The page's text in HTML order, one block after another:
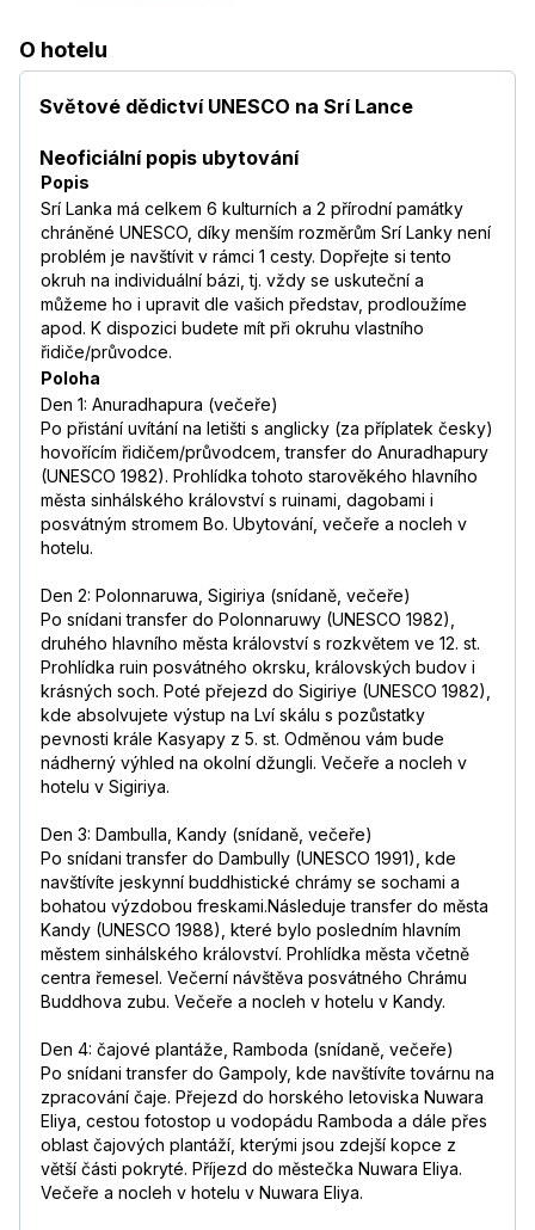
O hotelu
Světové dědictví UNESCO na Srí Lance
Neoficiální popis ubytování
Popis
Srí Lanka má celkem 6 kulturních a 2 přírodní památky
chráněné UNESCO, díky menším rozměrům Srí Lanky není
problém je navštívit v rámci 1 cesty. Dopřejte si tento
okruh na individuální bázi, tj. vždy se uskuteční a
můžeme ho i upravit dle vašich představ, prodloužíme
apod. K dispozici budete mít při okruhu vlastního
řidiče/průvodce.
Poloha
Den 1: Anuradhapura (večeře)
Po přistání uvítání na letišti s anglicky (za příplatek česky)
hovořícím řidičem/průvodcem, transfer do Anuradhapury
(UNESCO 1982). Prohlídka tohoto starověkého hlavního
města sinhálského království s ruinami, dagobami i
posvátným stromem Bo. Ubytování, večeře a nocleh v
hotelu.
Den 2: Polonnaruwa, Sigiriya (snídaně, večeře)
Po snídani transfer do Polonnaruwy (UNESCO 1982),
druhého hlavního města království s rozkvětem ve 12. st.
Prohlídka ruin posvátného okrsku, královských budov i
krásných soch. Poté přejezd do Sigiriye (UNESCO 1982),
kde absolvujete výstup na Lví skálu s pozůstatky
pevnosti krále Kasyapy z 5. st. Odměnou vám bude
nádherný výhled na okolní džungli. Večeře a nocleh v
hotelu v Sigiriya.
Den 3: Dambulla, Kandy (snídaně, večeře)
Po snídani transfer do Dambully (UNESCO 1991), kde
navštívíte jeskynní buddhistické chrámy se sochami a
bohatou výzdobou freskami.Následuje transfer do města
Kandy (UNESCO 1988), které bylo posledním hlavním
městem sinhálského království. Prohlídka města včetně
centra řemesel. Večerní návštěva posvátného Chrámu
Buddhova zubu. Večeře a nocleh v hotelu v Kandy.
Den 4: čajové plantáže, Ramboda (snídaně, večeře)
Po snídani transfer do Gampoly, kde navštívíte továrnu na
zpracování čaje. Přejezd do horského letoviska Nuwara
Eliya, cestou fotostop u vodopádu Ramboda a dále přes
oblast čajových plantáží, kterými jsou zdejší kopce z
větší části pokryté. Příjezd do městečka Nuwara Eliya.
Večeře a nocleh v hotelu v Nuwara Eliya.